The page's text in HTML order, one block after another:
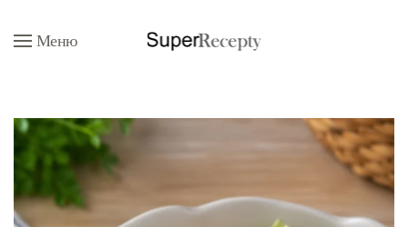
Перейти к содержимому
Меню